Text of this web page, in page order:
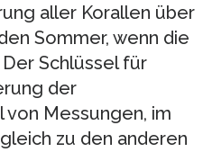
aller Korallen über
Sommer, wenn die
Schlüssel für
der
von Messungen, im
zu den anderen